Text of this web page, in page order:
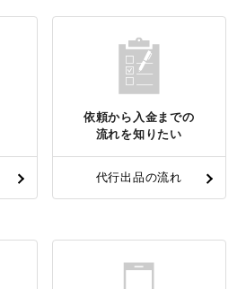
依頼から入金までの
流れを知りたい
代行出品の流れ